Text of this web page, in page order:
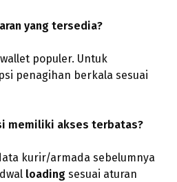
yang tersedia?
populer. Untuk
penagihan berkala sesuai
memiliki akses terbatas?
kurir/armada sebelumnya
loading sesuai aturan